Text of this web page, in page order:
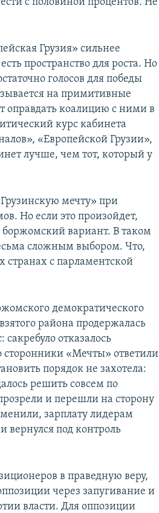
Грузия» сильнее
пространство для роста. Но
голосов для победы
на примитивные
оправдать коалицию с ними в
курс кабинета
«Европейской Грузии»,
лучше, чем тот, который у
мечту» при
Но если это произойдет,
вариант. В таком
сложным выбором. Что,
странах с парламентской
демократического
района продержалась
отказалось
сторонники «Мечты» ответили
порядок не захотела:
решить совсем по
и перешли на сторону
зарплату лидерам
вернулся под контроль
в праведную веру,
через запугивание и
власти. Для оппозиции